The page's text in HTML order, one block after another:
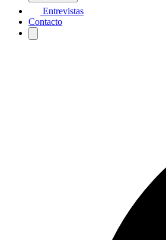
Entrevistas
Contacto